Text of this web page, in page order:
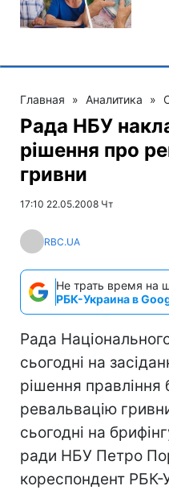
Главная » Аналитика »
Рада НБУ
рішення про
гривни
17:10 22.05.2008 Чт
RBC.UA
Не трать время на
РБК-Украина в
Рада
сьогодні на
рішення правління
ревальвацію
сьогодні на
ради НБУ Петро
кореспондент РБК-